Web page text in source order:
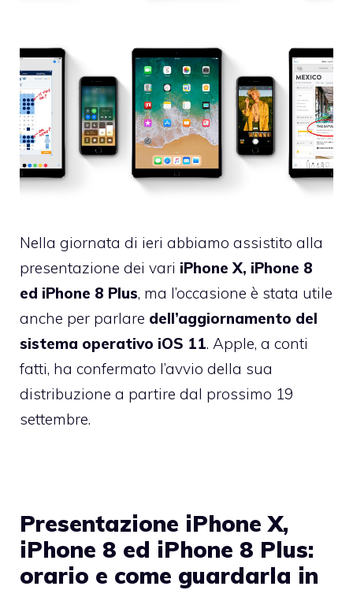
Nella giornata di ieri abbiamo assistito alla
presentazione dei vari iPhone X, iPhone 8
ed iPhone 8 Plus, ma l’occasione è stata utile
anche per parlare dell’aggiornamento del
sistema operativo iOS 11. Apple, a conti
fatti, ha confermato l’avvio della sua
distribuzione a partire dal prossimo 19
settembre.
Presentazione iPhone X,
iPhone 8 ed iPhone 8 Plus:
orario e come guardarla in